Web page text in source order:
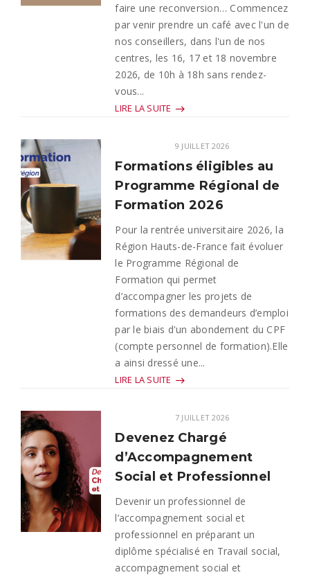
faire une reconversion… Commencez
par venir prendre un café avec l'un de
nos conseillers, dans l'un de nos
centres, les 16, 17 et 18 novembre
2026, de 10h à 18h sans rendez-
vous...
LIRE LA SUITE
9 JUILLET 2026
Formations éligibles au
Programme Régional de
Formation 2026
Pour la rentrée universitaire 2026, la
Région Hauts-de-France fait évoluer
le Programme Régional de
Formation qui permet
d’accompagner les projets de
formations des demandeurs d’emploi
par le biais d'un abondement du CPF
(compte personnel de formation).Elle
a ainsi dressé une...
LIRE LA SUITE
7 JUILLET 2026
Devenez Chargé
d’Accompagnement
Social et Professionnel
Devenir un professionnel de
l’accompagnement social et
professionnel en préparant un
diplôme spécialisé en Travail social,
accompagnement social et